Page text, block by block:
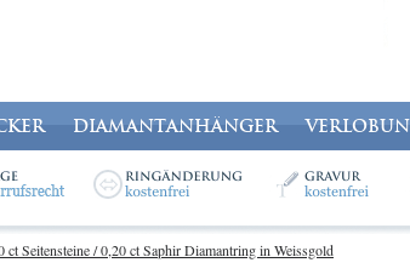
DIAMANTANHÄNGER
Seitensteine / 0,20 ct Saphir Diamantring in Weissgold